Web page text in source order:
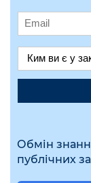
Обмін
публічних